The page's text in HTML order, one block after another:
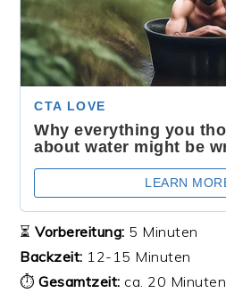
⏳Vorbereitung: 5 Minuten
Backzeit: 12-15 Minuten
⏱Gesamtzeit: ca. 20 Minuten